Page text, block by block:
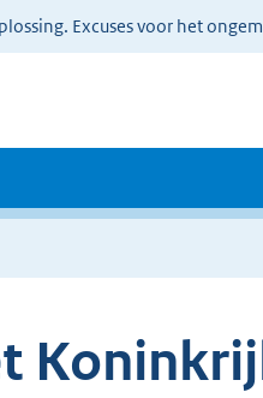
Excuses voor het